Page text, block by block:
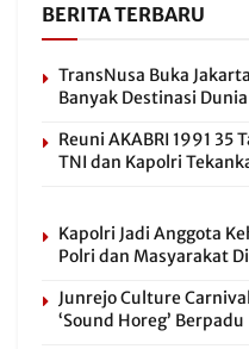
BERITA TERBARU
TransNusa Buka
Banyak Destinasi Dunia
Reuni AKABRI 1991 35
TNI dan Kapolri
Kapolri Jadi Anggota
Polri dan Masyarakat
Junrejo Culture
‘Sound Horeg’ Berpadu